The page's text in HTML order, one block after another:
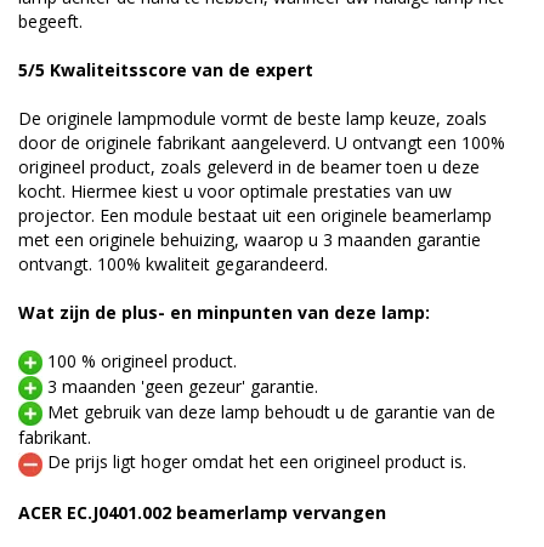
begeeft.
5/5 Kwaliteitsscore van de expert
De originele lampmodule vormt de beste lamp keuze, zoals
door de originele fabrikant aangeleverd. U ontvangt een 100%
origineel product, zoals geleverd in de beamer toen u deze
kocht. Hiermee kiest u voor optimale prestaties van uw
projector. Een module bestaat uit een originele beamerlamp
met een originele behuizing, waarop u 3 maanden garantie
ontvangt. 100% kwaliteit gegarandeerd.
Wat zijn de plus- en minpunten van deze lamp:
100 % origineel product.
3 maanden 'geen gezeur' garantie.
Met gebruik van deze lamp behoudt u de garantie van de
fabrikant.
De prijs ligt hoger omdat het een origineel product is.
ACER EC.J0401.002 beamerlamp vervangen